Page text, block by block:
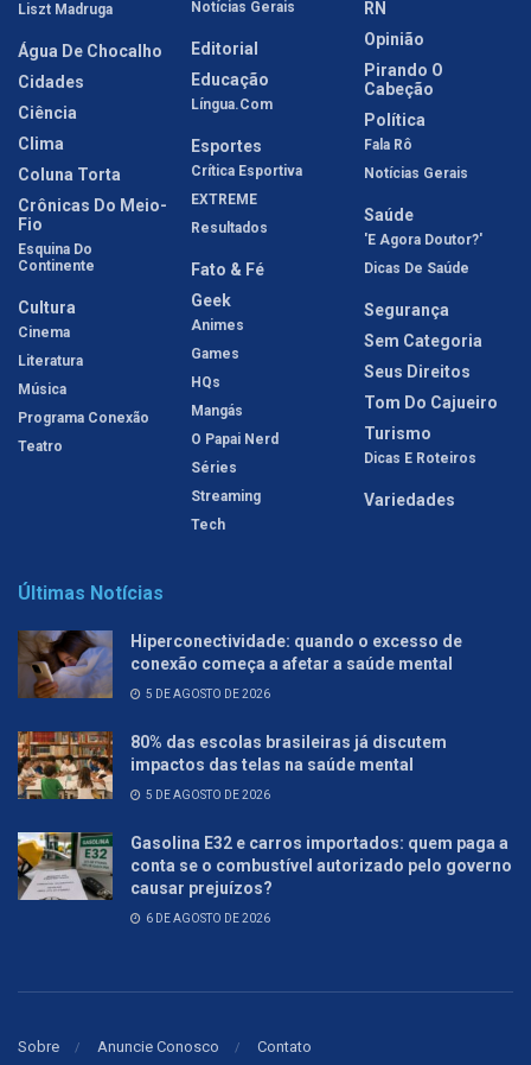
Liszt Madruga
Água De Chocalho
Cidades
Ciência
Clima
Coluna Torta
Crônicas Do Meio-
Fio
Esquina Do
Continente
Cultura
Cinema
Literatura
Música
Programa Conexão
Teatro
Notícias Gerais
Editorial
Educação
Língua.com
Esportes
Crítica Esportiva
EXTREME
Resultados
Fato & Fé
Geek
Animes
Games
HQs
Mangás
O Papai Nerd
Séries
Streaming
Tech
RN
Opinião
Pirando O
Cabeção
Política
Fala Rô
Notícias Gerais
Saúde
'E Agora Doutor?'
Dicas De Saúde
Segurança
Sem Categoria
Seus Direitos
Tom Do Cajueiro
Turismo
Dicas E Roteiros
Variedades
Últimas Notícias
Hiperconectividade: quando o excesso de
conexão começa a afetar a saúde mental
5 DE AGOSTO DE 2026
80% das escolas brasileiras já discutem
impactos das telas na saúde mental
5 DE AGOSTO DE 2026
Gasolina E32 e carros importados: quem paga a
conta se o combustível autorizado pelo governo
causar prejuízos?
6 DE AGOSTO DE 2026
Sobre Anuncie Conosco Contato